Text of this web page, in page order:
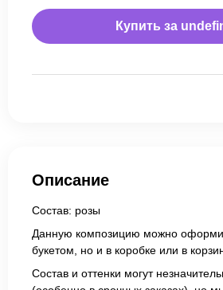
Купить за
Описание
Состав: розы
Данную композицию можно
букетом, но и в коробке или в
Состав и оттенки могут